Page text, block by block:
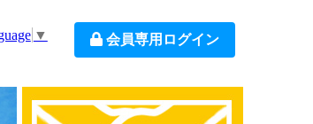
▼ 会員専用ログイン